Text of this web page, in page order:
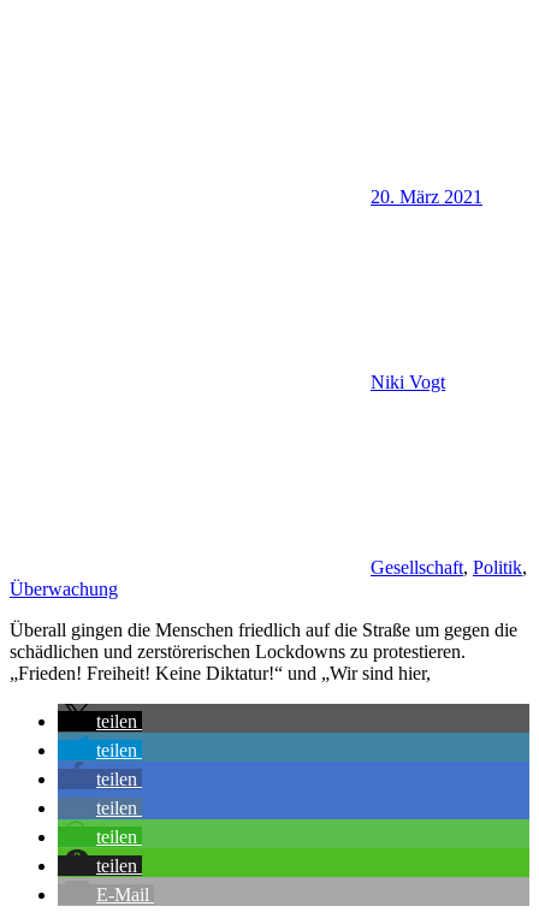
20. März 2021
Niki Vogt
Gesellschaft, Politik,
Überwachung
Überall gingen die Menschen friedlich auf die Straße um gegen die
schädlichen und zerstörerischen Lockdowns zu protestieren.
„Frieden! Freiheit! Keine Diktatur!“ und „Wir sind hier,
teilen
teilen
teilen
teilen
teilen
teilen
E-Mail